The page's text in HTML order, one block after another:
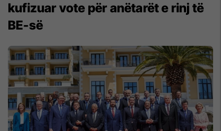
kufizuar vote për anëtarët e rinj të
BE-së